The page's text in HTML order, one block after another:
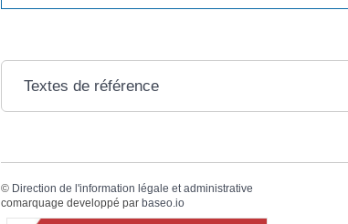
Textes de référence
© Direction de l'information légale et administrative
comarquage developpé par baseo.io